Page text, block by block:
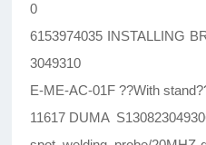
0
6153974035 INSTALLING
3049310
E-ME-AC-01F ??With
11617 DUMA